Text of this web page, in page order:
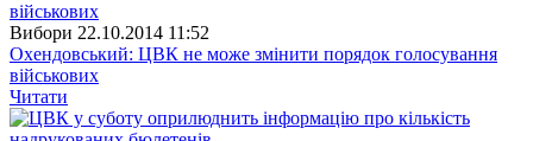
Вибори 22.10.2014 11:52
Охендовський: ЦВК не може змінити порядок голосування
військових
Читати